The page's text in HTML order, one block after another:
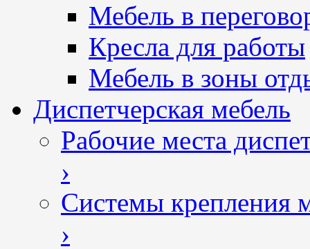
Мебель в
Кресла для работы
Мебель в зоны
Диспетчерская мебель
Рабочие места
›
Системы крепления
›